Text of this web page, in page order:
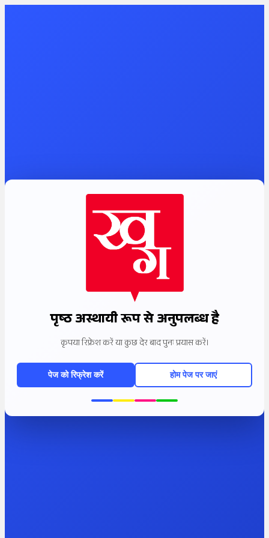
पृष्ठ अस्थायी रूप से अनुपलब्ध है
कृपया रिफ्रेश करें या कुछ देर बाद पुनः प्रयास करें।
पेज को रिफ्रेश करें होम पेज पर जाएं